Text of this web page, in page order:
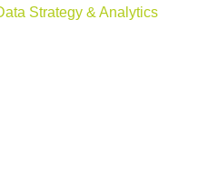
Strategy & Analytics